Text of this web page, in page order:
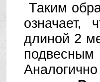
Таким
означает,
длиной 2